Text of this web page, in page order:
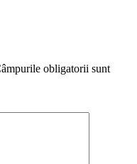
obligatorii sunt